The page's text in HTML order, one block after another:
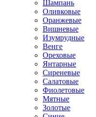
Шампань
Оливковые
Оранжевые
Вишневые
Изумрудные
Венге
Ореховые
Янтарные
Сиреневые
Салатовые
Фиолетовые
Мятные
Золотые